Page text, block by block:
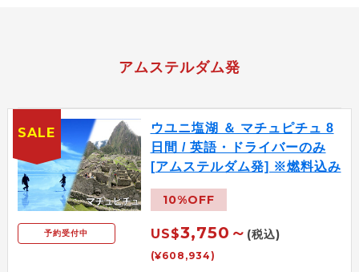
アムステルダム発
予約受付中
ウユニ塩湖 ＆ マチュピチュ 8
日間 / 英語・ドライバーのみ
[アムステルダム発] ※燃料込み
10%OFF
US$3,750～ (税込)
(¥608,934)
SALE